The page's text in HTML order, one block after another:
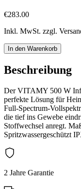
€283.00
Inkl. MwSt. zzgl.
In den Warenkorb
Beschreibung
Der VITAMY 500 W
perfekte Lösung für
Full-Spectrum-
die tief ins Gewebe
Stoffwechsel anregt.
Spritzwassergeschützt
2 Jahre Garantie